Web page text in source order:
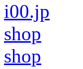
i00.jp
shop
shop